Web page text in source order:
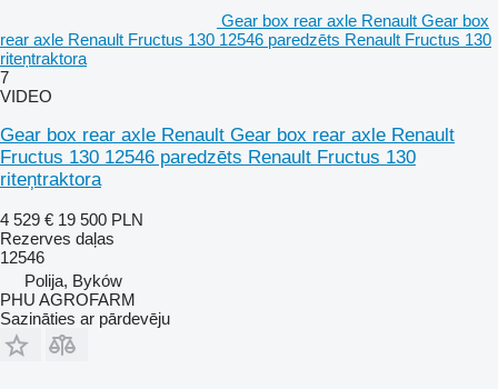
Gear box rear axle Renault Gear box
rear axle Renault Fructus 130 12546 paredzēts Renault Fructus 130
riteņtraktora
7
VIDEO
Gear box rear axle Renault Gear box rear axle Renault
Fructus 130 12546 paredzēts Renault Fructus 130
riteņtraktora
4 529 € 19 500 PLN
Rezerves daļas
12546
Polija, Byków
PHU AGROFARM
Sazināties ar pārdevēju